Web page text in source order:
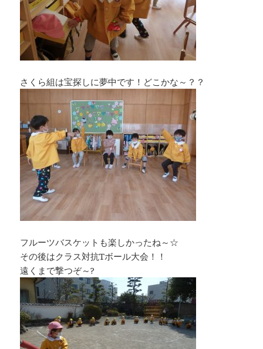
さくら組は宝探しに夢中です！どこかな～？？
フルーツバスケットも楽しかったね～☆
その後はクラス対抗Tボール大会！！
遠くまで撃つぞ～?